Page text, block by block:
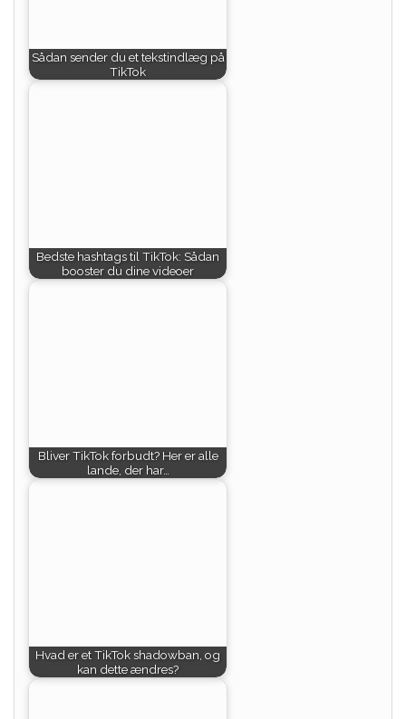
Sådan sender du et tekstindlæg på
TikTok
Bedste hashtags til TikTok: Sådan
booster du dine videoer
Bliver TikTok forbudt? Her er alle
lande, der har…
Hvad er et TikTok shadowban, og
kan dette ændres?